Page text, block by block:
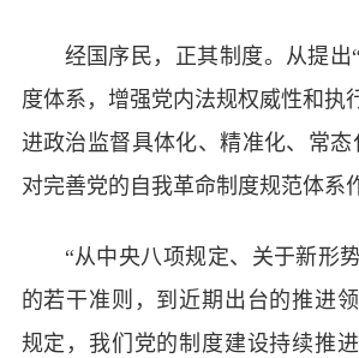
经国序民，正其制度。从提出
度体系，增强党内法规权威性和执
进政治监督具体化、精准化、常态
对完善党的自我革命制度规范体系
“从中央八项规定、关于新形
的若干准则，到近期出台的推进
规定，我们党的制度建设持续推